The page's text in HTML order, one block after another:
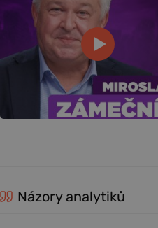
Názory analytiků